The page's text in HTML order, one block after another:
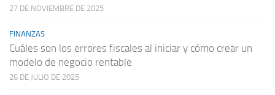
27 DE NOVIEMBRE DE 2025
FINANZAS
Cuáles son los errores fiscales al iniciar y cómo crear un
modelo de negocio rentable
26 DE JULIO DE 2025